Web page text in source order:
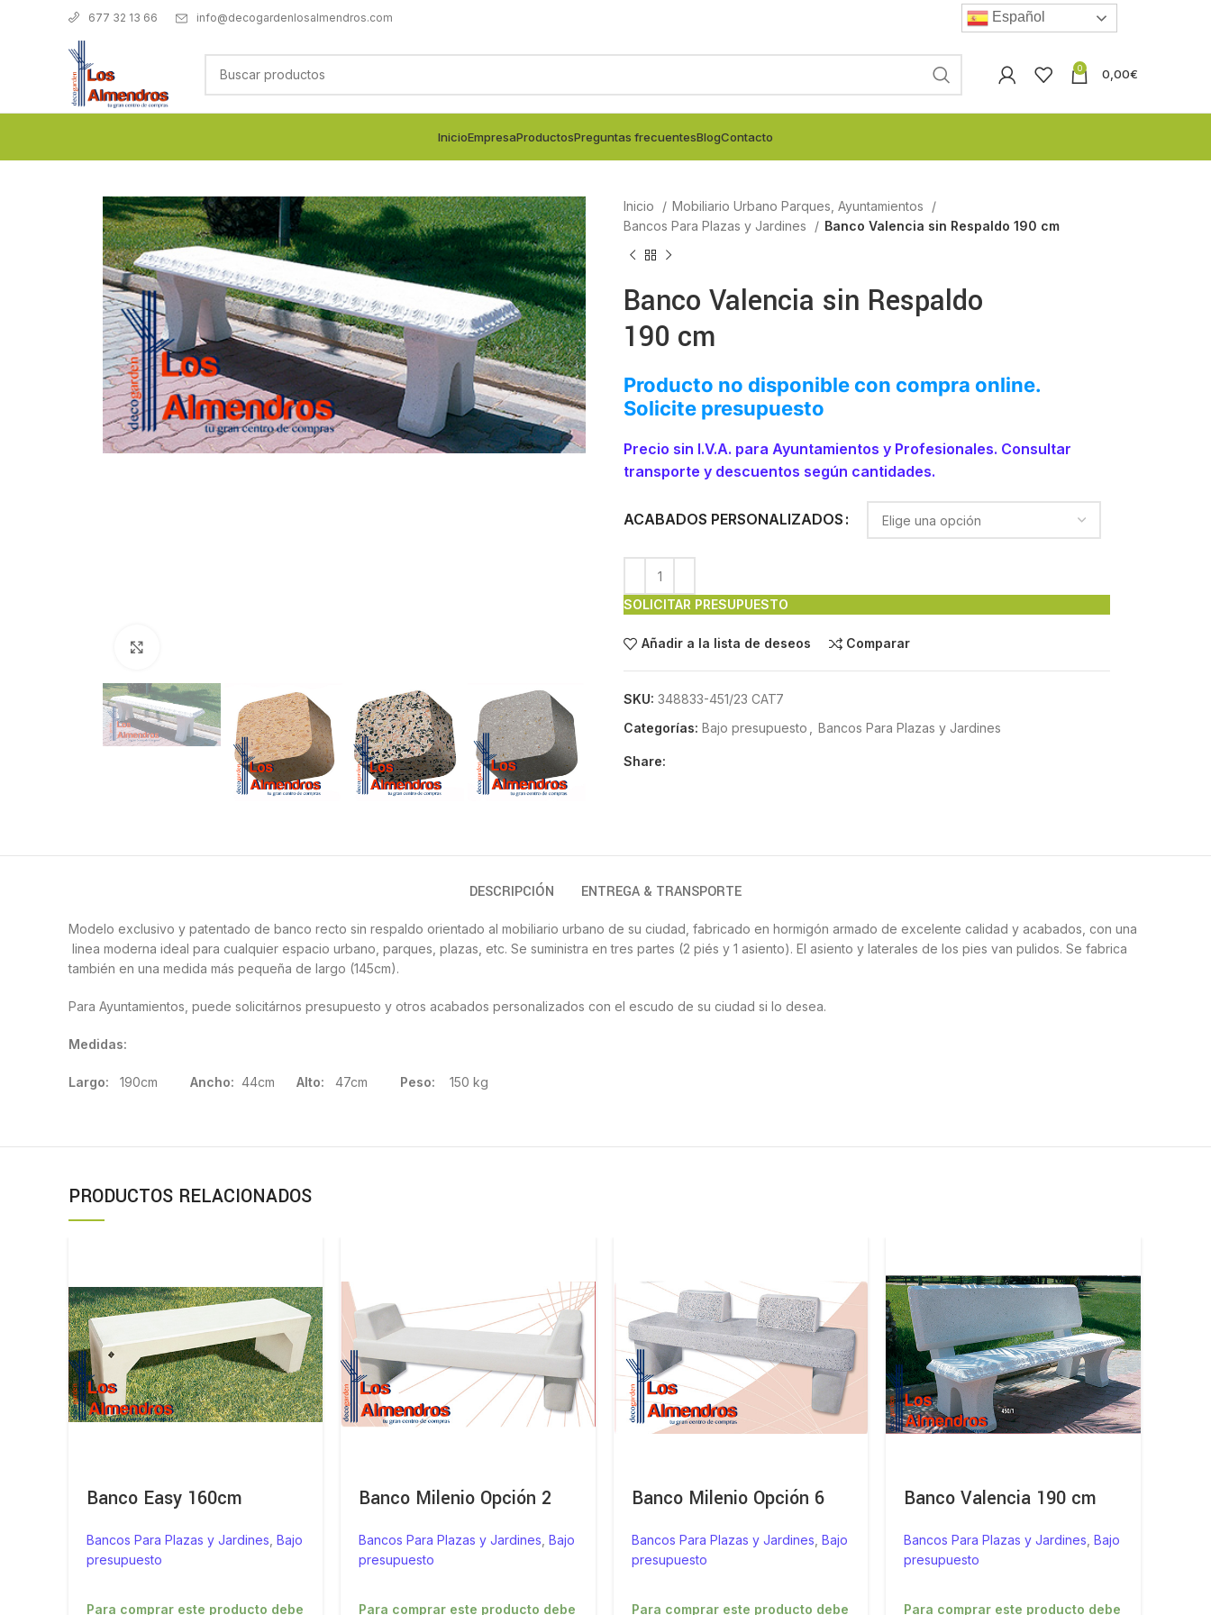
677 32 13 66 info@decogardenlosalmendros.com Español
0 0,00€
InicioEmpresaProductosPreguntas frecuentesBlogContacto
Inicio
Mobiliario Urbano Parques, Ayuntamientos
Bancos Para Plazas y Jardines
Banco Valencia sin Respaldo 190 cm
Banco Valencia sin Respaldo
190 cm
Producto no disponible con compra online.
Solicite presupuesto
Precio sin I.V.A. para Ayuntamientos y Profesionales. Consultar
transporte y descuentos según cantidades.
ACABADOS PERSONALIZADOS
SOLICITAR PRESUPUESTO
Añadir a la lista de deseos Comparar
SKU: 348833-451/23 CAT7
Categorías: Bajo presupuesto Bancos Para Plazas y Jardines
Share:
DESCRIPCIÓN ENTREGA & TRANSPORTE
Modelo exclusivo y patentado de banco recto sin respaldo orientado al mobiliario urbano de su ciudad, fabricado en hormigón armado de excelente calidad y acabados, con una
linea moderna ideal para cualquier espacio urbano, parques, plazas, etc. Se suministra en tres partes (2 piés y 1 asiento). El asiento y laterales de los pies van pulidos. Se fabrica
también en una medida más pequeña de largo (145cm).
Para Ayuntamientos, puede solicitárnos presupuesto y otros acabados personalizados con el escudo de su ciudad si lo desea.
Medidas:
Largo: 190cm Ancho: 44cm Alto: 47cm Peso: 150 kg
PRODUCTOS RELACIONADOS
Banco Easy 160cm
Bancos Para Plazas y Jardines Bajo
presupuesto
Para comprar este producto debe
Banco Milenio Opción 2
Bancos Para Plazas y Jardines ,Bajo
presupuesto
Para comprar este producto debe
Banco Milenio Opción 6
Bancos Para Plazas y Jardines Bajo
presupuesto
Para comprar este producto debe
Banco Valencia 190 cm
Bancos Para Plazas y Jardines ,Bajo
presupuesto
Para comprar este producto debe